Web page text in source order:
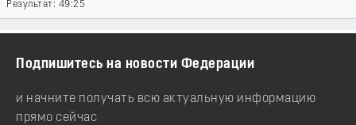
49:25
Подпишитесь на новости Федерации
и начните получать всю актуальную информацию
прямо сейчас